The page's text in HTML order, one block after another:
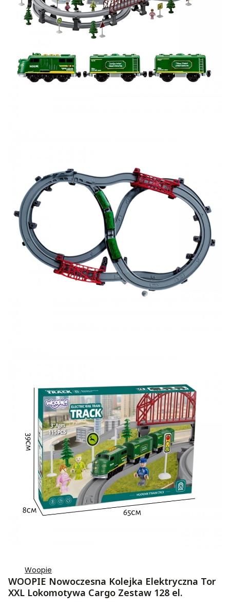
Woopie
WOOPIE Nowoczesna Kolejka Elektryczna Tor
XXL Lokomotywa Cargo Zestaw 128 el.